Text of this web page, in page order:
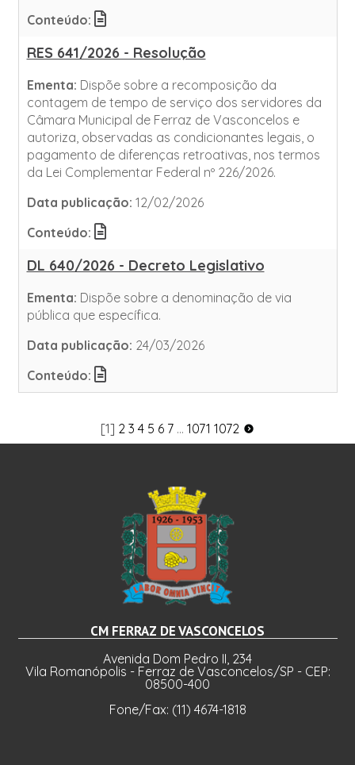
Conteúdo:
RES 641/2026 - Resolução
Ementa: Dispõe sobre a recomposição da
contagem de tempo de serviço dos servidores da
Câmara Municipal de Ferraz de Vasconcelos e
autoriza, observadas as condicionantes legais, o
pagamento de diferenças retroativas, nos termos
da Lei Complementar Federal nº 226/2026.
Data publicação: 12/02/2026
Conteúdo:
DL 640/2026 - Decreto Legislativo
Ementa: Dispõe sobre a denominação de via
pública que específica.
Data publicação: 24/03/2026
Conteúdo:
[1] 2 3 4 5 6 7... 1071 1072
CM FERRAZ DE VASCONCELOS
Avenida Dom Pedro II, 234
Vila Romanópolis - Ferraz de Vasconcelos/SP - CEP:
08500-400
Fone/Fax: (11) 4674-1818